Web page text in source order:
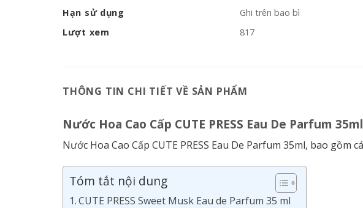
Hạn sử dụng
Ghi trên bao bì
Lượt xem
817
THÔNG TIN CHI TIẾT VỀ SẢN PHẨM
Nước Hoa Cao Cấp CUTE PRESS Eau De Parfum 35ml
Nước Hoa Cao Cấp CUTE PRESS Eau De Parfum 35ml, bao gồm
Tóm tắt nội dung
CUTE PRESS Sweet Musk Eau de Parfum 35 ml